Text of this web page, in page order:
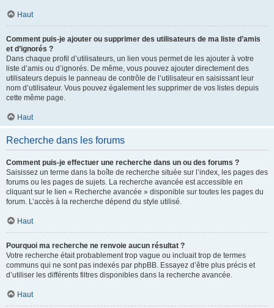
Haut
Comment puis-je ajouter ou supprimer des utilisateurs de ma liste d’amis
et d’ignorés ?
Dans chaque profil d’utilisateurs, un lien vous permet de les ajouter à votre
liste d’amis ou d’ignorés. De même, vous pouvez ajouter directement des
utilisateurs depuis le panneau de contrôle de l’utilisateur en saisissant leur
nom d’utilisateur. Vous pouvez également les supprimer de vos listes depuis
cette même page.
Haut
Recherche dans les forums
Comment puis-je effectuer une recherche dans un ou des forums ?
Saisissez un terme dans la boîte de recherche située sur l’index, les pages des
forums ou les pages de sujets. La recherche avancée est accessible en
cliquant sur le lien « Recherche avancée » disponible sur toutes les pages du
forum. L’accès à la recherche dépend du style utilisé.
Haut
Pourquoi ma recherche ne renvoie aucun résultat ?
Votre recherche était probablement trop vague ou incluait trop de termes
communs qui ne sont pas indexés par phpBB. Essayez d’être plus précis et
d’utiliser les différents filtres disponibles dans la recherche avancée.
Haut